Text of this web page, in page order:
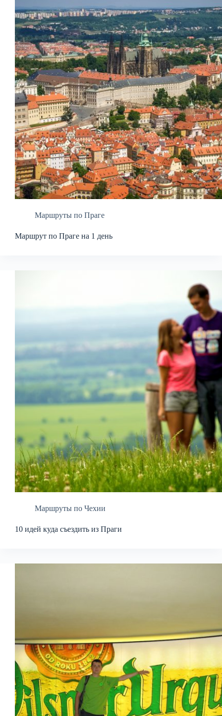
Маршруты по Праге
Маршрут по Праге на 1 день
Маршруты по Чехии
10 идей куда съездить из Праги